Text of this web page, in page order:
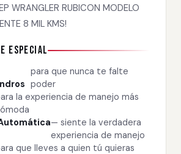
WRANGLER RUBICON MODELO
8 MIL KMS!
especial
para que nunca te falte
poder
la experiencia de manejo más
— siente la verdadera
experiencia de manejo
que lleves a quien tú quieras